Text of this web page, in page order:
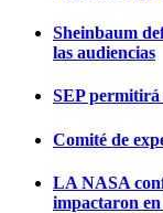
Sheinbaum
las audiencias
SEP permitirá
Comité de
LA NASA
impactaron